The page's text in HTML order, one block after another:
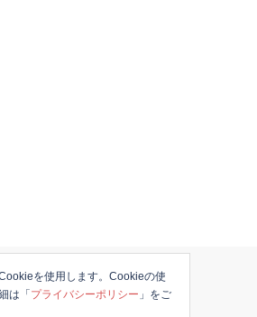
を使用します。Cookieの使
は「プライバシーポリシー 」をご